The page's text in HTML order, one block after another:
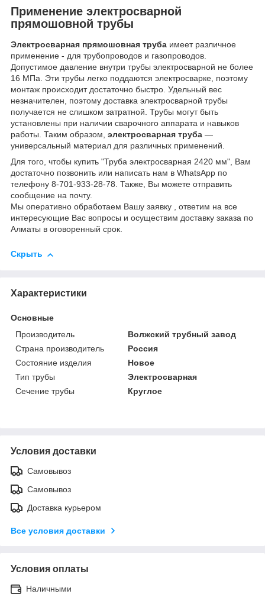
Применение электросварной
прямошовной трубы
Электросварная прямошовная труба имеет различное
применение - для трубопроводов и газопроводов.
Допустимое давление внутри трубы электросварной не более
16 МПа. Эти трубы легко поддаются электросварке, поэтому
монтаж происходит достаточно быстро. Удельный вес
незначителен, поэтому доставка электросварной трубы
получается не слишком затратной. Трубы могут быть
установлены при наличии сварочного аппарата и навыков
работы. Таким образом, электросварная труба —
универсальный материал для различных применений.
Для того, чтобы купить "Труба электросварная 2420 мм", Вам
достаточно позвонить или написать нам в WhatsApp по
телефону 8-701-933-28-78. Также, Вы можете отправить
сообщение на почту.
Мы оперативно обработаем Вашу заявку , ответим на все
интересующие Вас вопросы и осуществим доставку заказа по
Алматы в оговоренный срок.
Скрыть
Характеристики
Основные
Производитель
Волжский трубный завод
Страна производитель
Россия
Состояние изделия
Новое
Тип трубы
Электросварная
Сечение трубы
Круглое
Условия доставки
Самовывоз
Самовывоз
Доставка курьером
Все условия доставки
Условия оплаты
Наличными